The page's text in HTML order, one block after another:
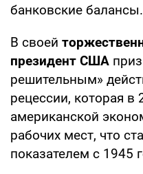
банковские балансы.
В своей
президент США
решительным»
рецессии, которая в
американской
рабочих мест, что
показателем с 1945